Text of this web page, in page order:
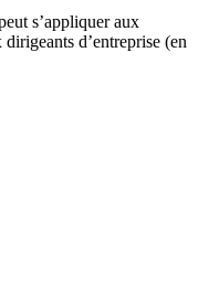
s’appliquer aux
d’entreprise (en